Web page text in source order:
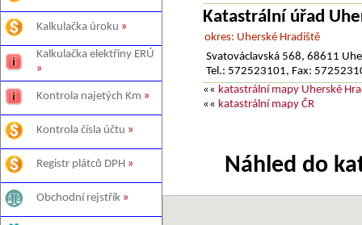
Kalkulačka úroku »
Kalkulačka elektřiny ERÚ
»
Kontrola najetých Km »
Kontrola čísla účtu »
Registr plátců DPH »
Obchodní rejstřík »
Katastrální úřad
okres: Uherské Hradiště
Svatováclavská 568, 68611
Tel.: 572523101, Fax:
«« katastrální mapy Uherské
«« katastrální mapy ČR
Náhled do